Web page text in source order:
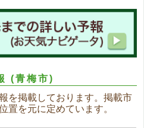
(青梅市)
を掲載しております。掲載市
置を元に定めています。